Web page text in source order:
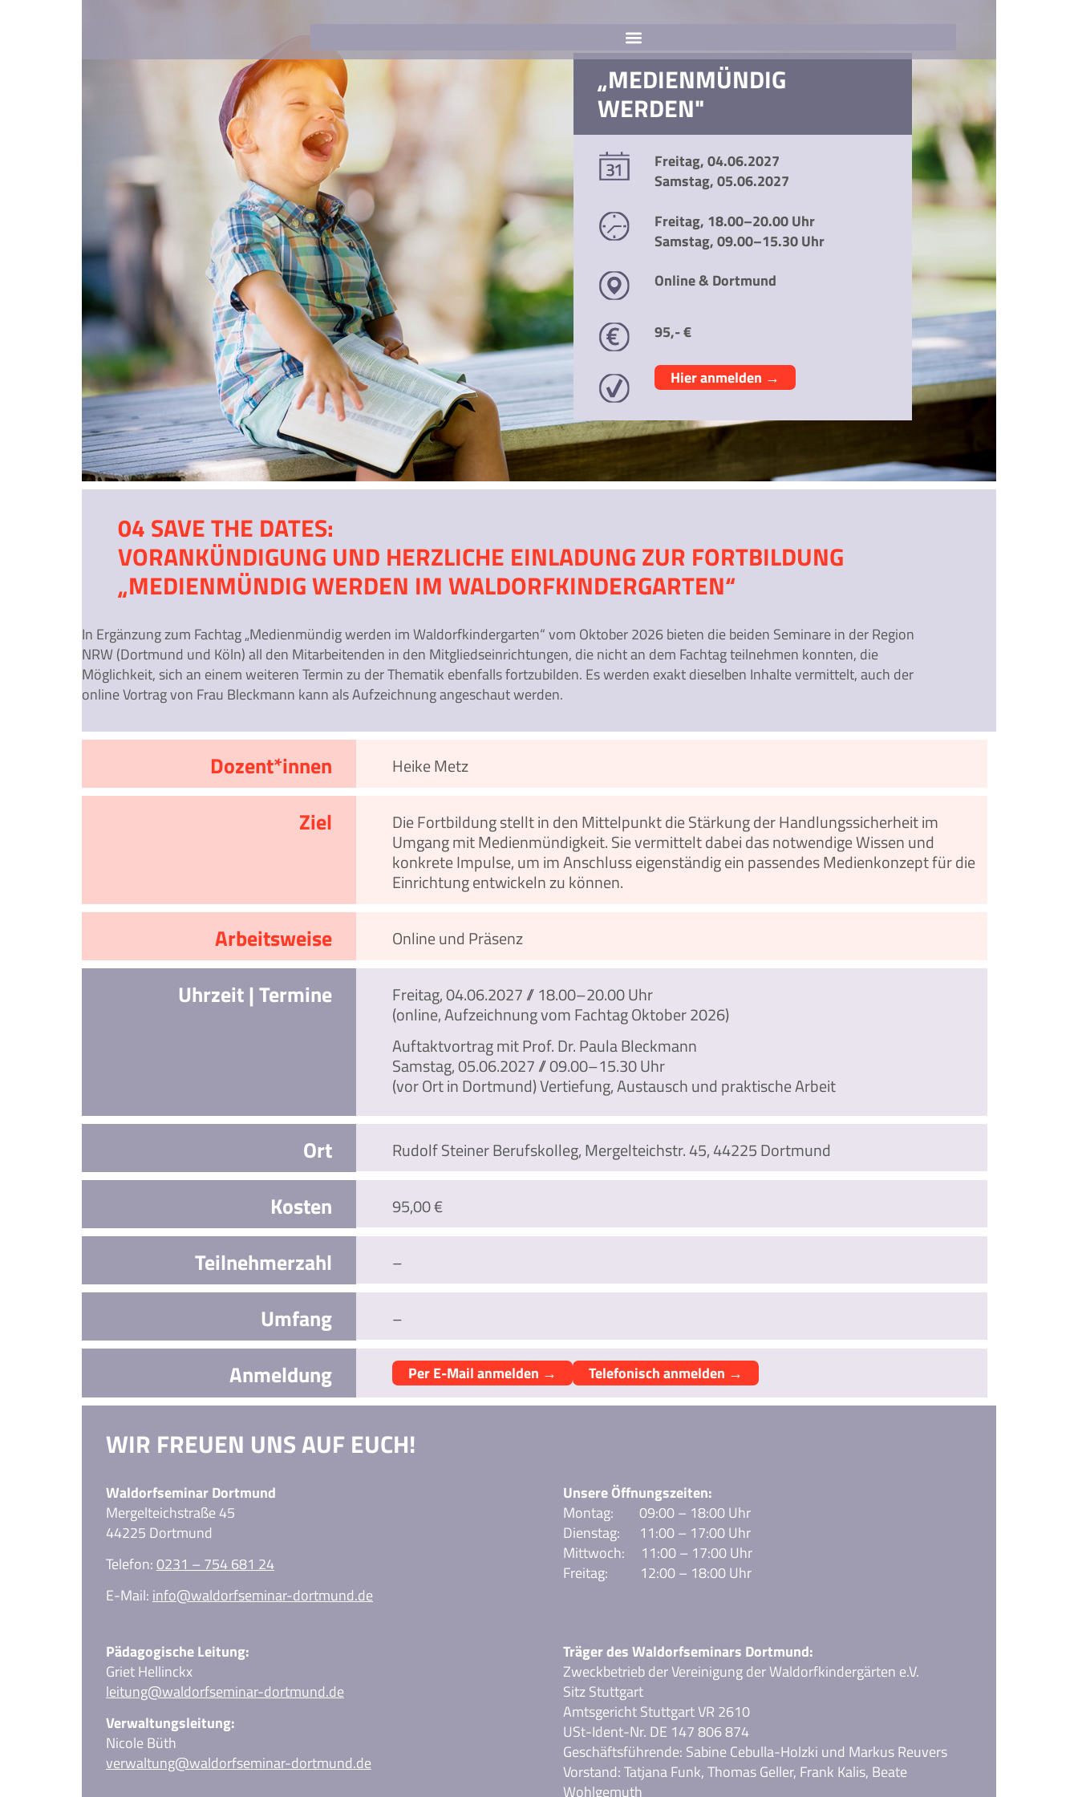
„MEDIENMÜNDIG
WERDEN"
Freitag, 04.06.2027
Samstag, 05.06.2027
Freitag, 18.00–20.00 Uhr
Samstag, 09.00–15.30 Uhr
Online & Dortmund
95,- €
Hier anmelden →
04 SAVE THE DATES:
VORANKÜNDIGUNG UND HERZLICHE EINLADUNG ZUR FORTBILDUNG
„MEDIENMÜNDIG WERDEN IM WALDORFKINDERGARTEN“
In Ergänzung zum Fachtag „Medienmündig werden im Waldorfkindergarten“ vom Oktober 2026 bieten die beiden Seminare in der Region
NRW (Dortmund und Köln) all den Mitarbeitenden in den Mitgliedseinrichtungen, die nicht an dem Fachtag teilnehmen konnten, die
Möglichkeit, sich an einem weiteren Termin zu der Thematik ebenfalls fortzubilden. Es werden exakt dieselben Inhalte vermittelt, auch der
online Vortrag von Frau Bleckmann kann als Aufzeichnung angeschaut werden.
Dozent*innen Heike Metz
Ziel
Die Fortbildung stellt in den Mittelpunkt die Stärkung der Handlungssicherheit im
Umgang mit Medienmündigkeit. Sie vermittelt dabei das notwendige Wissen und
konkrete Impulse, um im Anschluss eigenständig ein passendes Medienkonzept für die
Einrichtung entwickeln zu können.
Arbeitsweise Online und Präsenz
Uhrzeit | Termine
Freitag, 04.06.2027 // 18.00–20.00 Uhr
(online, Aufzeichnung vom Fachtag Oktober 2026)
Auftaktvortrag mit Prof. Dr. Paula Bleckmann
Samstag, 05.06.2027 // 09.00–15.30 Uhr
(vor Ort in Dortmund) Vertiefung, Austausch und praktische Arbeit
Ort Rudolf Steiner Berufskolleg, Mergelteichstr. 45, 44225 Dortmund
Kosten 95,00 €
Teilnehmerzahl –
Umfang –
Anmeldung Per E-Mail anmelden → Telefonisch anmelden →
WIR FREUEN UNS AUF EUCH!
Waldorfseminar Dortmund
Mergelteichstraße 45
44225 Dortmund
Telefon:0231 – 754 681 24
E-Mail: info@waldorfseminar-dortmund.de
Unsere Öffnungszeiten:
Montag: 09:00 – 18:00 Uhr
Dienstag: 11:00 – 17:00 Uhr
Mittwoch: 11:00 – 17:00 Uhr
Freitag: 12:00 – 18:00 Uhr
Pädagogische Leitung:
Griet Hellinckx
leitung@waldorfseminar-dortmund.de
Verwaltungsleitung:
Nicole Büth
verwaltung@waldorfseminar-dortmund.de
Träger des Waldorfseminars Dortmund:
Zweckbetrieb der Vereinigung der Waldorfkindergärten e.V.
Sitz Stuttgart
Amtsgericht Stuttgart VR 2610
USt-Ident-Nr. DE 147 806 874
Geschäftsführende: Sabine Cebulla-Holzki und Markus Reuvers
Vorstand: Tatjana Funk, Thomas Geller, Frank Kalis, Beate
Wohlgemuth